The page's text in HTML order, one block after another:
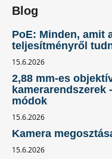
Blog
PoE: Minden, amit
teljesítményről
15.6.2026
2,88 mm-es
kamerarendszerek
módok
15.6.2026
Kamera
15.6.2026